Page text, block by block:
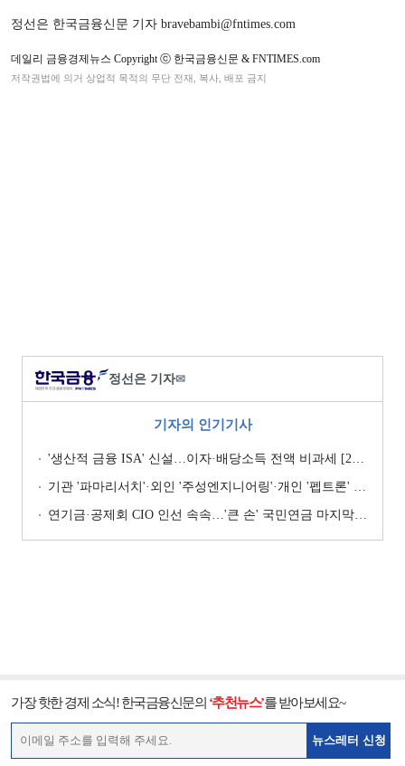
정선은 한국금융신문 기자 bravebambi@fntimes.com
데일리 금융경제뉴스 Copyright ⓒ 한국금융신문 & FNTIMES.com
저작권법에 의거 상업적 목적의 무단 전재, 복사, 배포 금지
정선은 기자✉
기자의 인기기사
'생산적 금융 ISA' 신설…이자·배당소득 전액 비과세 [2026 세제개편안]
기관 '파마리서치'·외인 '주성엔지니어링'·개인 '펩트론' 1위 [주간 코스닥 순매수- 2026년 7월27일~7월31일]
연기금·공제회 CIO 인선 속속…'큰 손' 국민연금 마지막 타자
가장 핫한 경제 소식! 한국금융신문의 ‘추천뉴스’를 받아보세요~
뉴스레터 신청